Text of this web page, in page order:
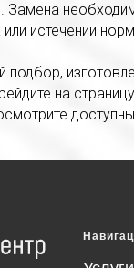
Замена
или истечении
подбор,
на страницу